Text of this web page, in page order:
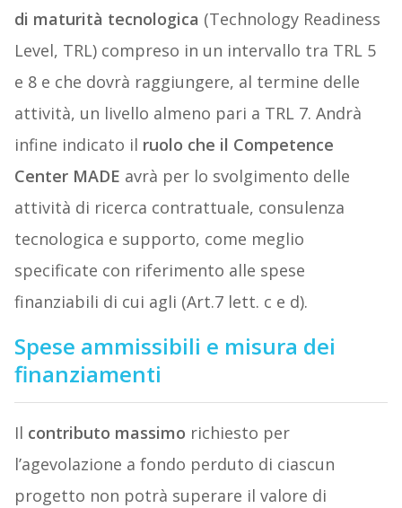
di maturità tecnologica (Technology Readiness
Level, TRL) compreso in un intervallo tra TRL 5
e 8 e che dovrà raggiungere, al termine delle
attività, un livello almeno pari a TRL 7. Andrà
infine indicato il ruolo che il Competence
Center MADE avrà per lo svolgimento delle
attività di ricerca contrattuale, consulenza
tecnologica e supporto, come meglio
specificate con riferimento alle spese
finanziabili di cui agli (Art.7 lett. c e d).
Spese ammissibili e misura dei
finanziamenti
Il contributo massimo richiesto per
l’agevolazione a fondo perduto di ciascun
progetto non potrà superare il valore di